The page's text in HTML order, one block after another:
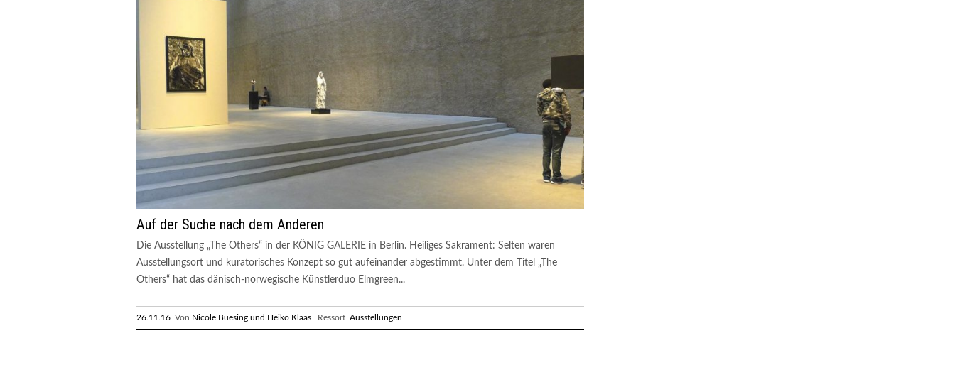
Auf der Suche nach dem Anderen
Die Ausstellung „The Others“ in der KÖNIG GALERIE in Berlin. Heiliges Sakrament: Selten waren
Ausstellungsort und kuratorisches Konzept so gut aufeinander abgestimmt. Unter dem Titel „The
Others“ hat das dänisch-norwegische Künstlerduo Elmgreen...
26.11.16 Von Nicole Buesing und Heiko Klaas Ressort Ausstellungen